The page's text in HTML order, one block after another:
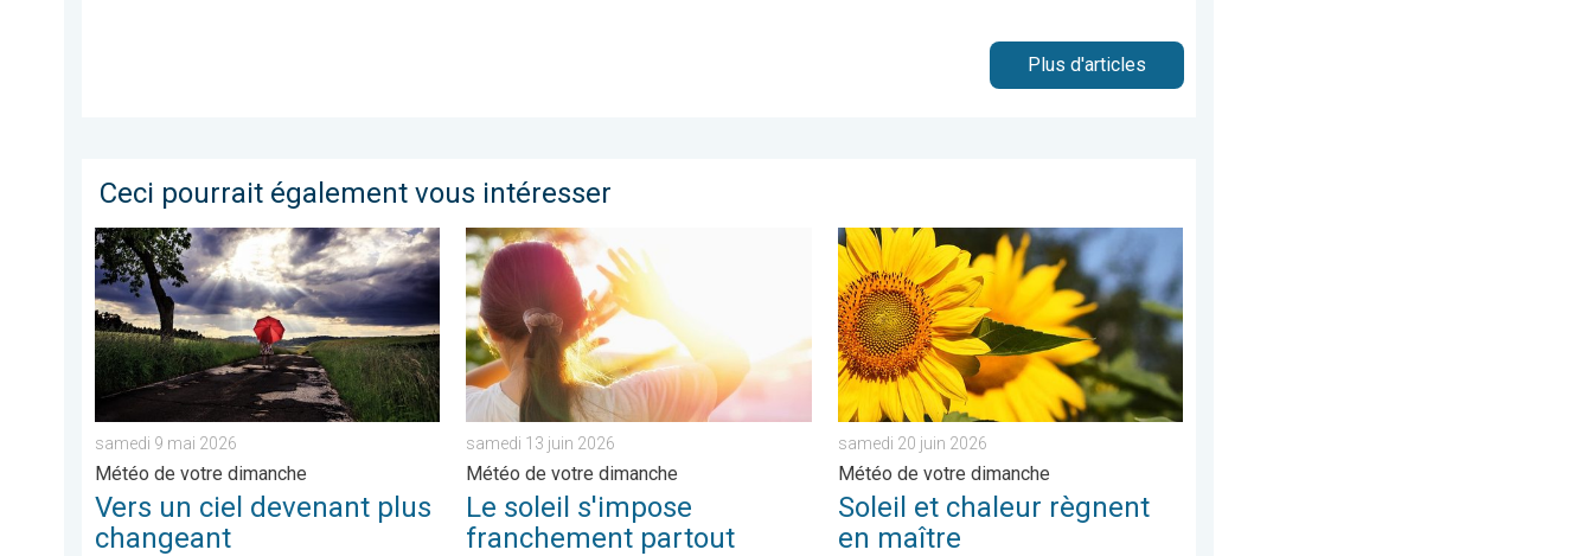
Plus d'articles
Ceci pourrait également vous intéresser
Vers un ciel devenant plus changeant. Météo de votre dimanche. . . samedi 9 mai 2026
samedi 9 mai 2026
Météo de votre dimanche
Vers un ciel devenant plus
changeant
Le soleil s'impose franchement partout. Météo de votre dimanche. . . samedi 13 juin 2026
samedi 13 juin 2026
Météo de votre dimanche
Le soleil s'impose
franchement partout
Soleil et chaleur règnent en maître. Météo de votre dimanche. . . samedi 20 juin 2026
samedi 20 juin 2026
Météo de votre dimanche
Soleil et chaleur règnent
en maître